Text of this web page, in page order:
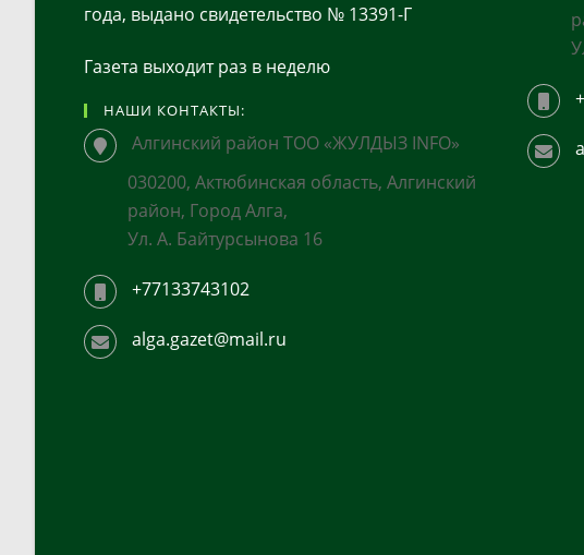
года, выдано свидетельство № 13391-Г
Газета выходит раз в неделю
НАШИ КОНТАКТЫ:
Алгинский район ТОО «ЖУЛДЫЗ INFO»
030200, Актюбинская область, Алгинский
район, Город Алга,
Ул. А. Байтурсынова 16
+77133743102
alga.gazet@mail.ru